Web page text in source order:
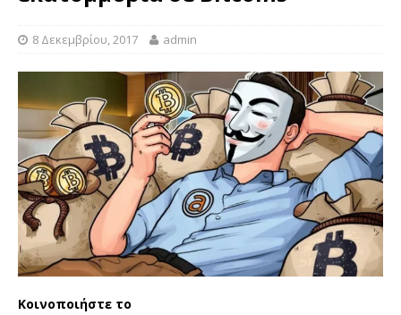
8 Δεκεμβρίου, 2017 admin
Κοινοποιήστε το